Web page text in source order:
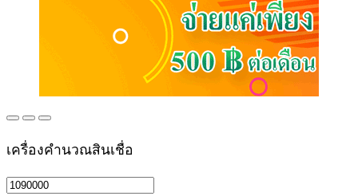
เครื่องคำนวณสินเชื่อ